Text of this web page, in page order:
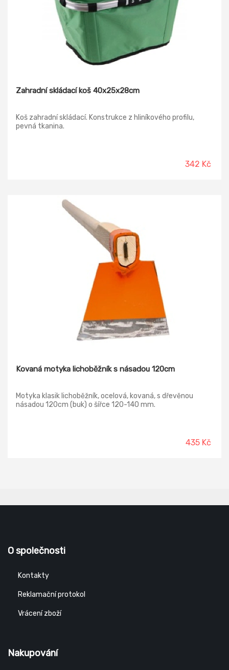
Zahradní skládací koš 40x25x28cm
Koš zahradní skládací. Konstrukce z hliníkového profilu,
pevná tkanina.
342 Kč
Kovaná motyka lichoběžník s násadou 120cm
Motyka klasik lichoběžník, ocelová, kovaná, s dřevěnou
násadou 120cm (buk) o šířce 120-140 mm.
435 Kč
O společnosti
Kontakty
Reklamační protokol
Vrácení zboží
Nakupování